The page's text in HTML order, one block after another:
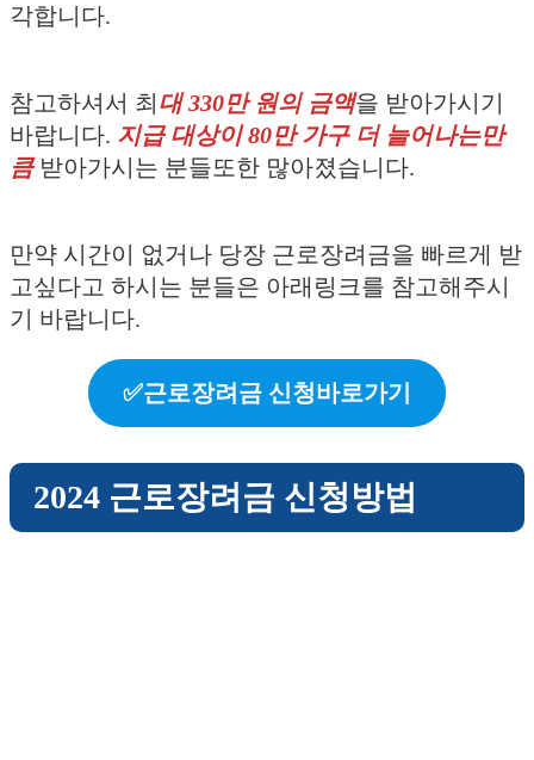
각합니다.
참고하셔서 최 대 330만 원의 금액을 받아가시기
바랍니다. 지급 대상이 80만 가구 더 늘어나는만
큼받아가시는 분들또한 많아졌습니다.
만약 시간이 없거나 당장 근로장려금을 빠르게 받
고싶다고 하시는 분들은 아래링크를 참고해주시
기 바랍니다.
✅근로장려금 신청바로가기
2024 근로장려금 신청방법